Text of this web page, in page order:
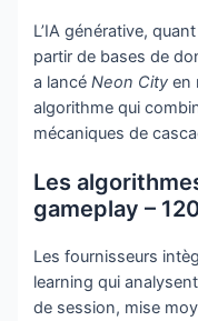
L’IA générative,
partir de bases de
a lancéNeon City en
algorithme qui
mécaniques de
Les
gameplay –
Les fournisseurs
learning qui
de session, mise